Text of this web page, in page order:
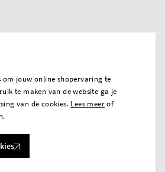
om jouw online shopervaring te
te maken van de website ga je
van de cookies. Lees meerof